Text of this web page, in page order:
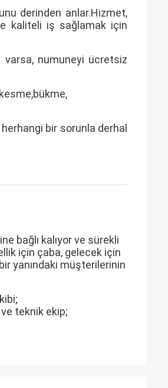
derinden anlar.Hizmet,
kaliteli iş sağlamak için
numuneyi ücretsiz
kesme,bükme,
bir sorunla derhal
bağlı kalıyor ve sürekli
için çaba, gelecek için
yanındaki müşterilerinin
teknik ekip;